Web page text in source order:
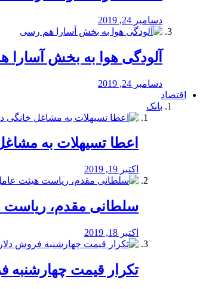
دسامبر 24, 2019
آلودگی هوا به بخش
دسامبر 24, 2019
اقتصاد
بانک
️اعطا تسیهلات به
اکتبر 19, 2019
سلطانی مقدم، ریاست
اکتبر 18, 2019
تکرار قیمت چهارشنبه فروش